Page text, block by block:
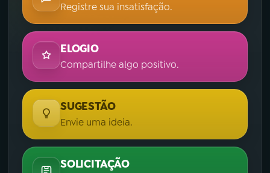
Registre sua insatisfação.
ELOGIO
Compartilhe algo positivo.
SUGESTÃO
Envie uma ideia.
SOLICITAÇÃO